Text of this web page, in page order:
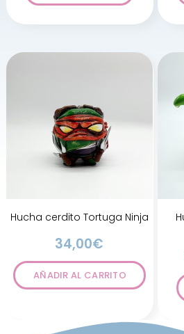
Hucha cerdito Tortuga Ninja
34,00€
AÑADIR AL CARRITO